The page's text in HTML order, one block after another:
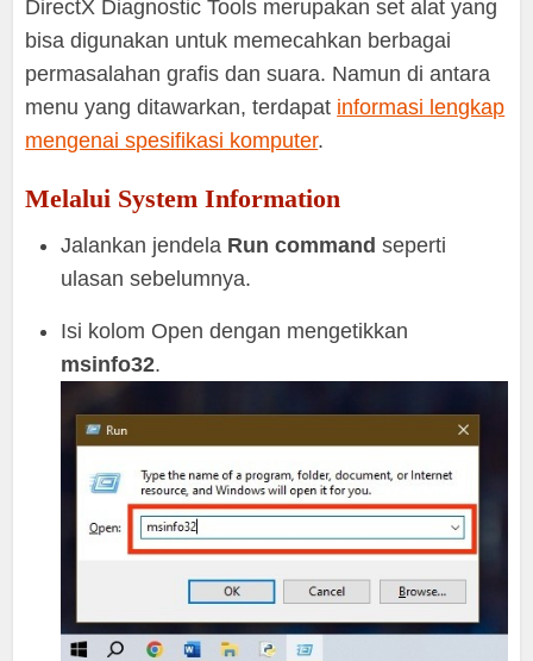
DirectX Diagnostic Tools merupakan set alat yang
bisa digunakan untuk memecahkan berbagai
permasalahan grafis dan suara. Namun di antara
menu yang ditawarkan, terdapat informasi lengkap
mengenai spesifikasi komputer.
Melalui System Information
Jalankan jendela Run command seperti
ulasan sebelumnya.
Isi kolom Open dengan mengetikkan
msinfo32.